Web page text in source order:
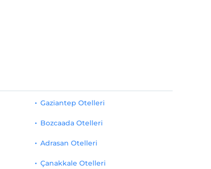
Gaziantep Otelleri
Bozcaada Otelleri
Adrasan Otelleri
Çanakkale Otelleri